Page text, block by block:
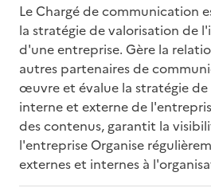
Le Chargé de communication
la stratégie de valorisation de
d'une entreprise. Gère la
autres partenaires de
œuvre et évalue la stratégie
interne et externe de
des contenus, garantit la
l'entreprise Organise
externes et internes à